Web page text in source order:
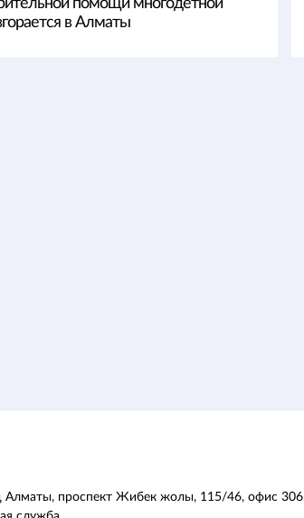
помощи многодетной
в Алматы
Алматы, проспект Жибек жолы, 115/46, офис 306